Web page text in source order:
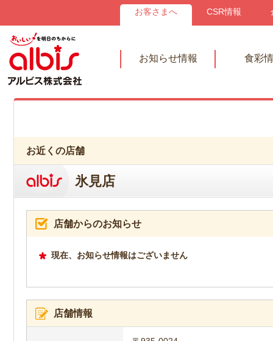
お客さまへ CSR情報
お知らせ情報 食彩
お近くの店舗
氷見店
店舗からのお知らせ
現在、お知らせ情報はございません
店舗情報